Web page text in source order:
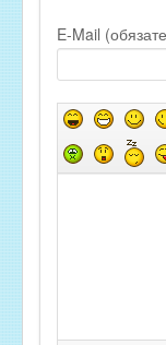
E-Mail